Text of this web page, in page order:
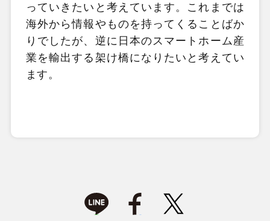
っていきたいと考えています。これまでは
海外から情報やものを持ってくることばか
りでしたが、逆に日本のスマートホーム産
業を輸出する架け橋になりたいと考えてい
ます。